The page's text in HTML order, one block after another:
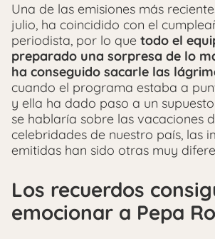
Una de las emisiones más
julio, ha coincidido con el
periodista, por lo que todo el
preparado una sorpresa de lo
ha conseguido sacarle las
cuando el programa estaba a
y ella ha dado paso a un
se hablaría sobre las vacaciones
celebridades de nuestro país, las
emitidas han sido otras muy
Los recuerdos
emocionar a Pepa